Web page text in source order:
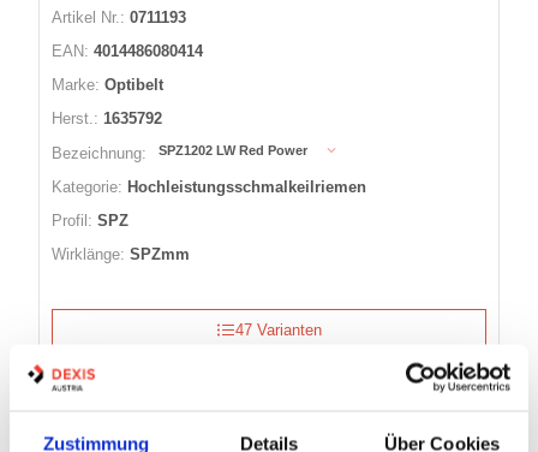
Zustimmung Details Über Cookies
Artikel Nr.: 0711193
EAN: 4014486080414
Marke: Optibelt
Herst.: 1635792
Bezeichnung:
SPZ1202 LW Red Power
Kategorie: Hochleistungsschmalkeilriemen
Profil: SPZ
Wirklänge: SPZmm
47 Varianten
Warenkorb
Nicht auf Lager